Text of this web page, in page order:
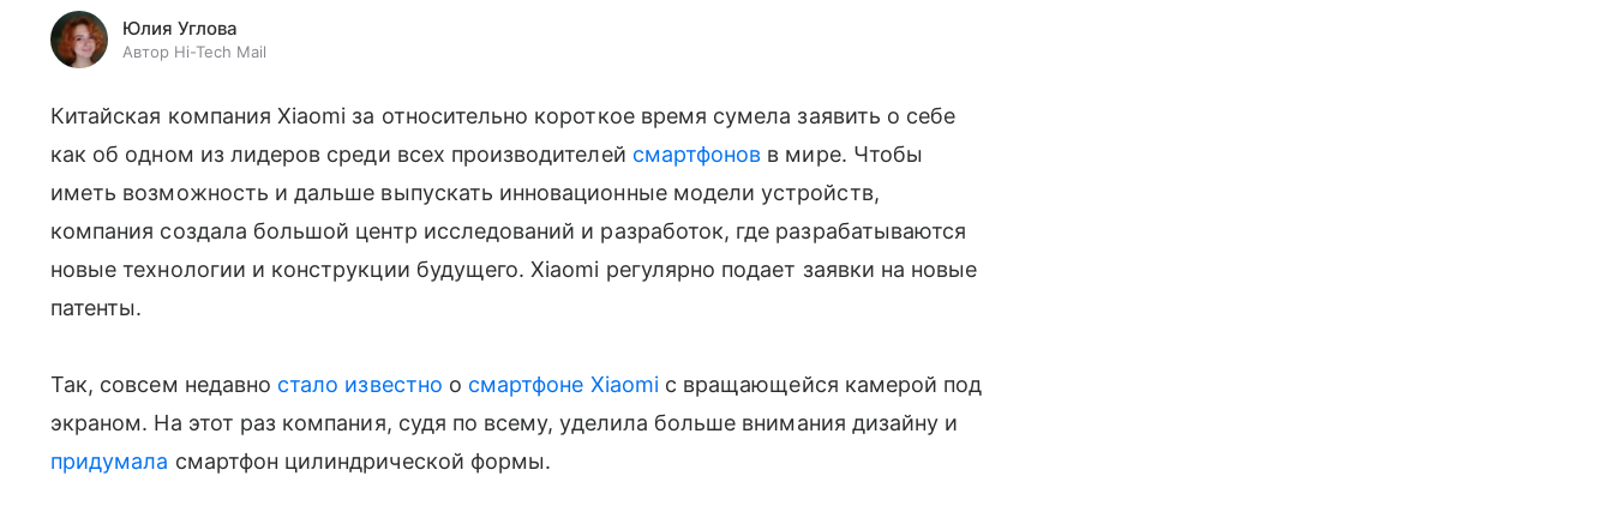
Юлия Углова
Автор Hi-Tech Mail
Китайская компания Xiaomi за относительно короткое время сумела заявить о себе
как об одном из лидеров среди всех производителей смартфонов в мире. Чтобы
иметь возможность и дальше выпускать инновационные модели устройств,
компания создала большой центр исследований и разработок, где разрабатываются
новые технологии и конструкции будущего. Xiaomi регулярно подает заявки на новые
патенты.
Так, совсем недавно стало известно о смартфоне Xiaomiс вращающейся камерой под
экраном. На этот раз компания, судя по всему, уделила больше внимания дизайну и
придумала смартфон цилиндрической формы.